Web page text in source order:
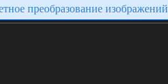
преобразование изображений